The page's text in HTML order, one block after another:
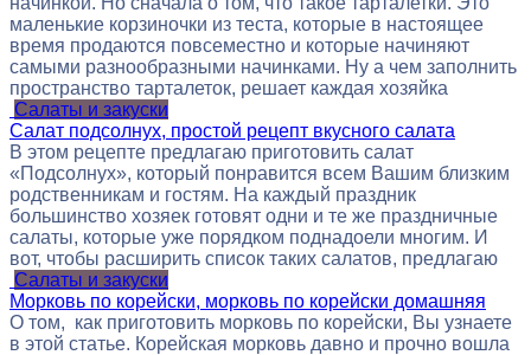
маленькие корзиночки из теста, которые в настоящее
время продаются повсеместно и которые начиняют
самыми разнообразными начинками. Ну а чем заполнить
пространство тарталеток, решает каждая хозяйка
Салаты и закуски
Салат подсолнух, простой рецепт вкусного салата
В этом рецепте предлагаю приготовить салат
«Подсолнух», который понравится всем Вашим близким
родственникам и гостям. На каждый праздник
большинство хозяек готовят одни и те же праздничные
салаты, которые уже порядком поднадоели многим. И
вот, чтобы расширить список таких салатов, предлагаю
Салаты и закуски
Морковь по корейски, морковь по корейски домашняя
О том, как приготовить морковь по корейски, Вы узнаете
в этой статье. Корейская морковь давно и прочно вошла